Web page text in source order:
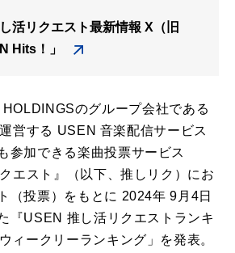
活リクエスト最新情報 X（旧
Hits！」
のグループ会社である
営する USEN 音楽配信サービス
参加できる楽曲投票サービス
エスト』（以下、推しリク）にお
（投票）をもとに 2024年 9月4日
『USEN 推し活リクエストランキ
ィークリーランキング」を発表。